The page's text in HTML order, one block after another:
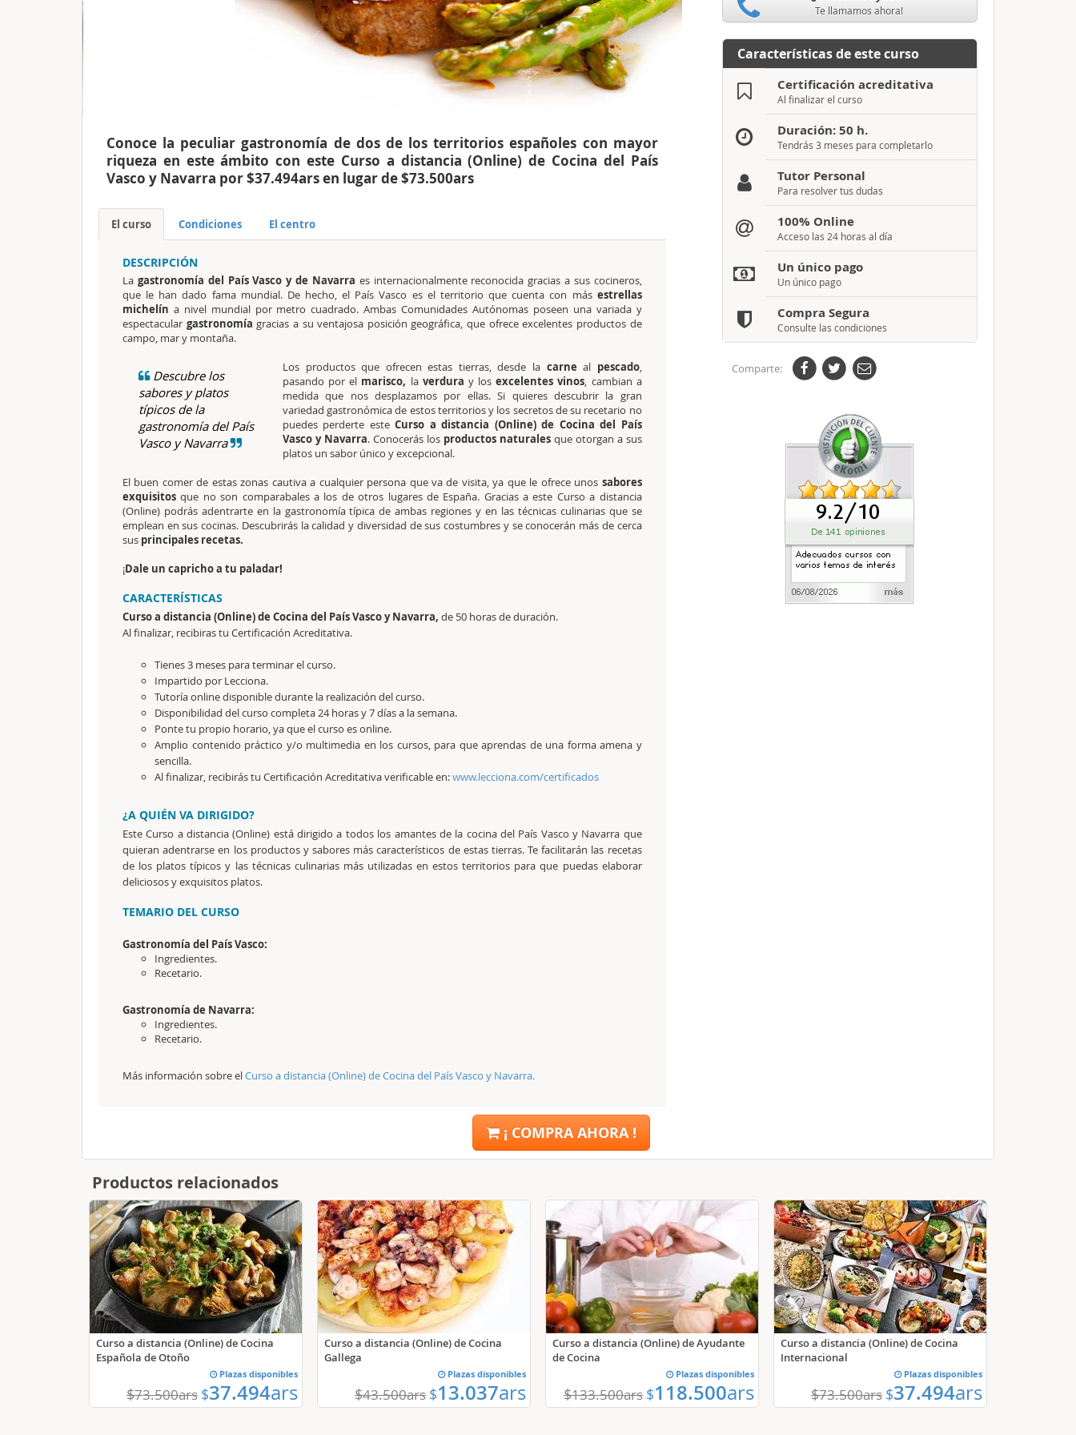
Conoce la peculiar gastronomía de dos de los territorios españoles con mayor
riqueza en este ámbito con este Curso a distancia (Online) de Cocina del País
Vasco y Navarra por $37.494ars en lugar de $73.500ars
El curso Condiciones El centro
DESCRIPCIÓN
La gastronomía del País Vasco y de Navarra es internacionalmente reconocida gracias a sus cocineros,
que le han dado fama mundial. De hecho, el País Vasco es el territorio que cuenta con más estrellas
michelín a nivel mundial por metro cuadrado. Ambas Comunidades Autónomas poseen una variada y
espectacular gastronomía gracias a su ventajosa posición geográfica, que ofrece excelentes productos de
campo, mar y montaña.
Descubre los
sabores y platos
típicos de la
gastronomía del País
Vasco y Navarra
Los productos que ofrecen estas tierras, desde la carneal pescado,
pasando por el marisco, laverdura y los excelentes vinos, cambian a
medida que nos desplazamos por ellas. Si quieres descubrir la gran
variedad gastronómica de estos territorios y los secretos de su recetario no
puedes perderte esteCurso a distancia (Online) de Cocina del País
Vasco y Navarra. Conocerás los productos naturales que otorgan a sus
platos un sabor único y excepcional.
El buen comer de estas zonas cautiva a cualquier persona que va de visita, ya que le ofrece unos sabores
exquisitos que no son comparabales a los de otros lugares de España. Gracias a este Curso a distancia
(Online) podrás adentrarte en la gastronomía típica de ambas regiones y en las técnicas culinarias que se
emplean en sus cocinas. Descubrirás la calidad y diversidad de sus costumbres y se conocerán más de cerca
sus principales recetas.
¡Dale un capricho a tu paladar!
CARACTERÍSTICAS
Curso a distancia (Online) de Cocina del País Vasco y Navarra, de 50 horas de duración.
Al finalizar, recibiras tu Certificación Acreditativa.
Tienes 3 meses para terminar el curso.
Impartido por Lecciona.
Tutoría online disponible durante la realización del curso.
Disponibilidad del curso completa 24 horas y 7 días a la semana.
Ponte tu propio horario, ya que el curso es online.
Amplio contenido práctico y/o multimedia en los cursos, para que aprendas de una forma amena y
sencilla.
Al finalizar, recibirás tu Certificación Acreditativa verificable en:www.lecciona.com/certificados
¿A QUIÉN VA DIRIGIDO?
Este Curso a distancia (Online) está dirigido a todos los amantes de la cocina del País Vasco y Navarra que
quieran adentrarse en los productos y sabores más característicos de estas tierras. Te facilitarán las recetas
de los platos típicos y las técnicas culinarias más utilizadas en estos territorios para que puedas elaborar
deliciosos y exquisitos platos.
TEMARIO DEL CURSO
Gastronomía del País Vasco:
Ingredientes.
Recetario.
Gastronomía de Navarra:
Ingredientes.
Recetario.
Más información sobre elCurso a distancia (Online) de Cocina del País Vasco y Navarra.
¡ COMPRA AHORA !
Te llamamos ahora!
Características de este curso
Certificación acreditativa
Al finalizar el curso
Duración: 50 h.
Tendrás 3 meses para completarlo
Tutor Personal
Para resolver tus dudas
100% Online
Acceso las 24 horas al día
Un único pago
Un único pago
Compra Segura
Consulte las condiciones
Comparte:
Productos relacionados
Curso a distancia (Online) de Cocina
Española de Otoño
Plazas disponibles
$73.500ars $37.494ars
Curso a distancia (Online) de Cocina
Gallega
Plazas disponibles
$43.500ars $13.037ars
Curso a distancia (Online) de Ayudante
de Cocina
Plazas disponibles
$133.500ars $118.500ars
Curso a distancia (Online) de Cocina
Internacional
Plazas disponibles
$73.500ars $37.494ars